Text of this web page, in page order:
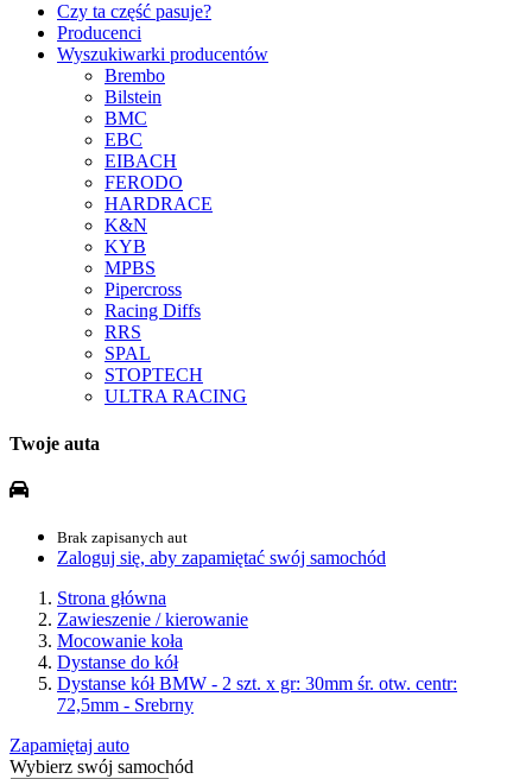
Czy ta część pasuje?
Producenci
Wyszukiwarki producentów
Brembo
Bilstein
BMC
EBC
EIBACH
FERODO
HARDRACE
K&N
KYB
MPBS
Pipercross
Racing Diffs
RRS
SPAL
STOPTECH
ULTRA RACING
Twoje auta
Brak zapisanych aut
Zaloguj się, aby zapamiętać swój samochód
Strona główna
Zawieszenie / kierowanie
Mocowanie koła
Dystanse do kół
Dystanse kół BMW - 2 szt. x gr: 30mm śr. otw. centr:
72,5mm - Srebrny
Zapamiętaj auto
Wybierz swój samochód